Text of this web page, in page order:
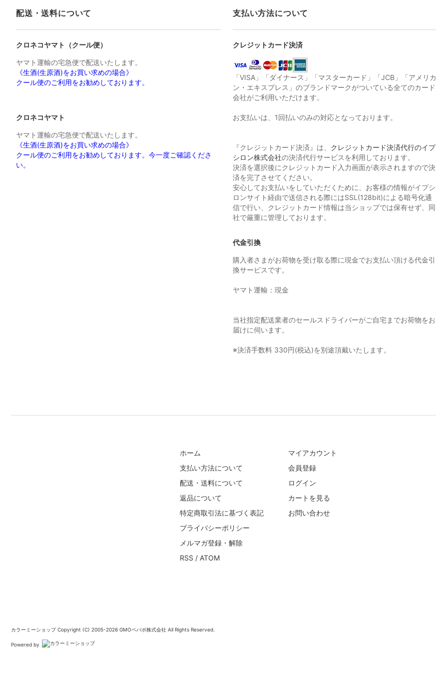
配送・送料について
クロネコヤマト（クール便）
ヤマト運輸の宅急便で配送いたします。
《生酒(生原酒)をお買い求めの場合》
クール便のご利用をお勧めしております。
クロネコヤマト
ヤマト運輸の宅急便で配送いたします。
《生酒(生原酒)をお買い求めの場合》
クール便のご利用をお勧めしております。今一度ご確認くださ
い。
支払い方法について
クレジットカード決済
「VISA」「ダイナース」「マスターカード」「JCB」「アメリカ
ン・エキスプレス」のブランドマークがついている全てのカード
会社がご利用いただけます。
お支払いは、1回払いのみの対応となっております。
『クレジットカード決済』は、 クレジットカード決済代行のイプ
シロン株式会社の決済代行サービスを利用しております。
決済を選択後にクレジットカード入力画面が表示されますので決
済を完了させてください。
安心してお支払いをしていただくために、お客様の情報がイプシ
ロンサイト経由で送信される際にはSSL(128bit)による暗号化通
信で行い、クレジットカード情報は当ショップでは保有せず、同
社で厳重に管理しております。
代金引換
購入者さまがお荷物を受け取る際に現金でお支払い頂ける代金引
換サービスです。
ヤマト運輸：現金
当社指定配送業者のセールスドライバーがご自宅までお荷物をお
届けに伺います。
※決済手数料 330円(税込)を別途頂戴いたします。
ホーム
支払い方法について
配送・送料について
返品について
特定商取引法に基づく表記
プライバシーポリシー
メルマガ登録・解除
RSS / ATOM
マイアカウント
会員登録
ログイン
カートを見る
お問い合わせ
カラーミーショップCopyright (C) 2005-2026 GMOペパボ株式会社 All Rights Reserved.
Powered by